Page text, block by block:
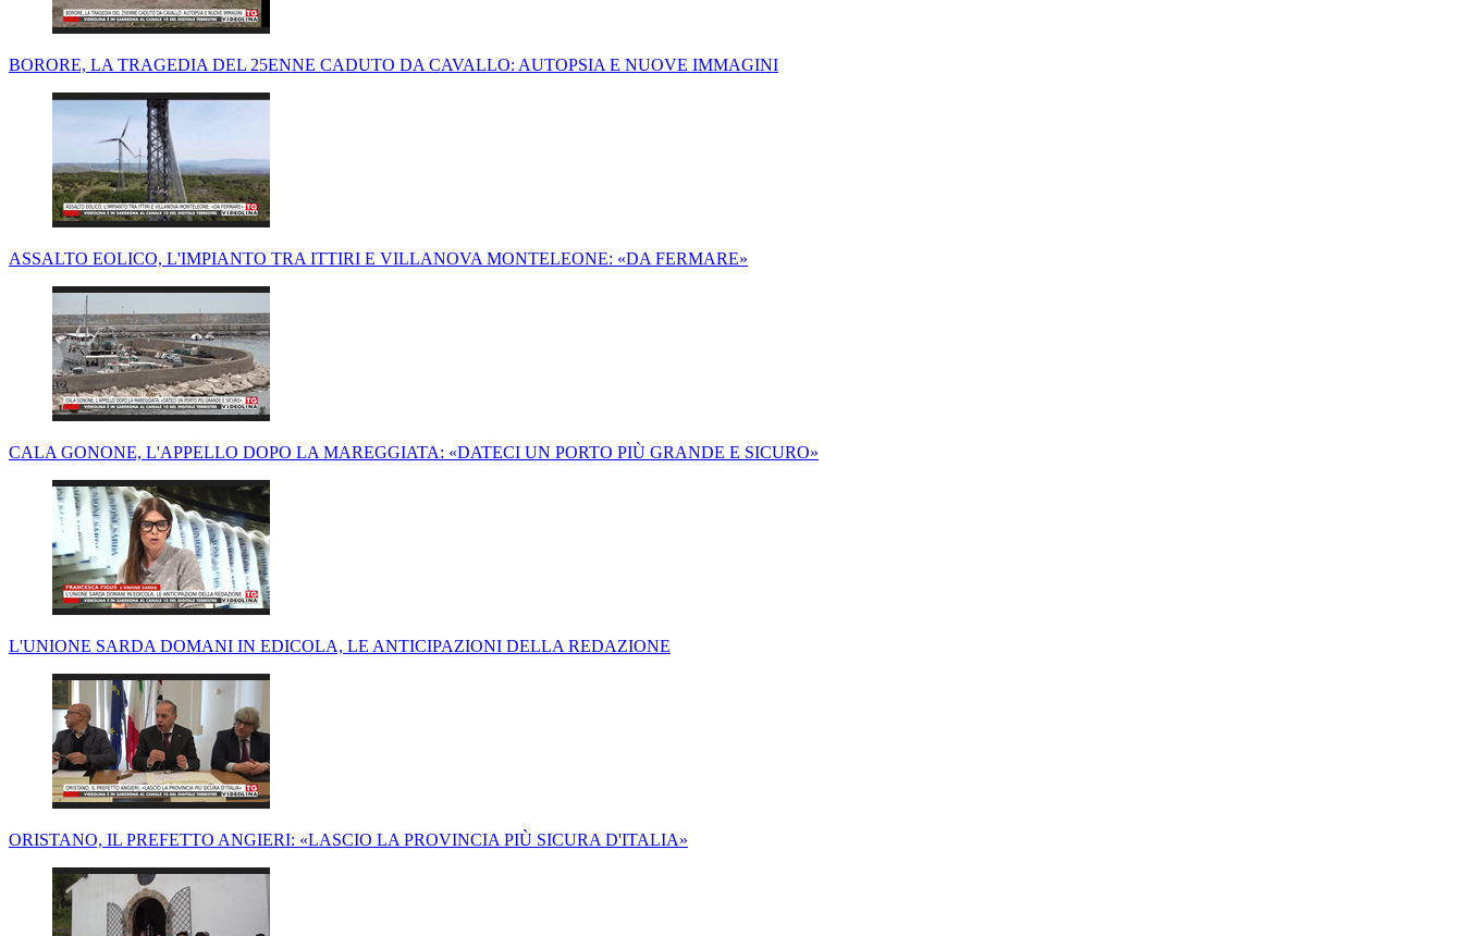
BORORE, LA TRAGEDIA DEL 25ENNE CADUTO DA CAVALLO: AUTOPSIA E NUOVE IMMAGINI
ASSALTO EOLICO, L'IMPIANTO TRA ITTIRI E VILLANOVA MONTELEONE: «DA FERMARE»
CALA GONONE, L'APPELLO DOPO LA MAREGGIATA: «DATECI UN PORTO PIÙ GRANDE E SICURO»
L'UNIONE SARDA DOMANI IN EDICOLA, LE ANTICIPAZIONI DELLA REDAZIONE
ORISTANO, IL PREFETTO ANGIERI: «LASCIO LA PROVINCIA PIÙ SICURA D'ITALIA»